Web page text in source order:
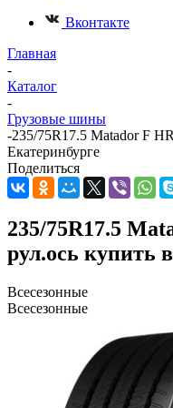
Вконтакте
Главная
-
Каталог
-
Грузовые шины
-235/75R17.5 Matador F
Екатеринбурге
Поделиться
235/75R17.5
рул.ось купить
Всесезонные
Всесезонные